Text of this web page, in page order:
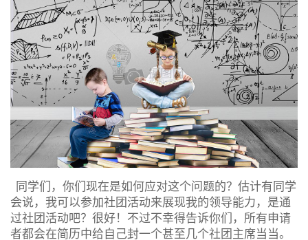
同学们，你们现在是如何应对这个问题的？估计有同学
会说，我可以参加社团活动来展现我的领导能力，是通
过社团活动吧？很好！不过不幸得告诉你们，所有申请
者都会在简历中给自己封一个甚至几个社团主席当当。